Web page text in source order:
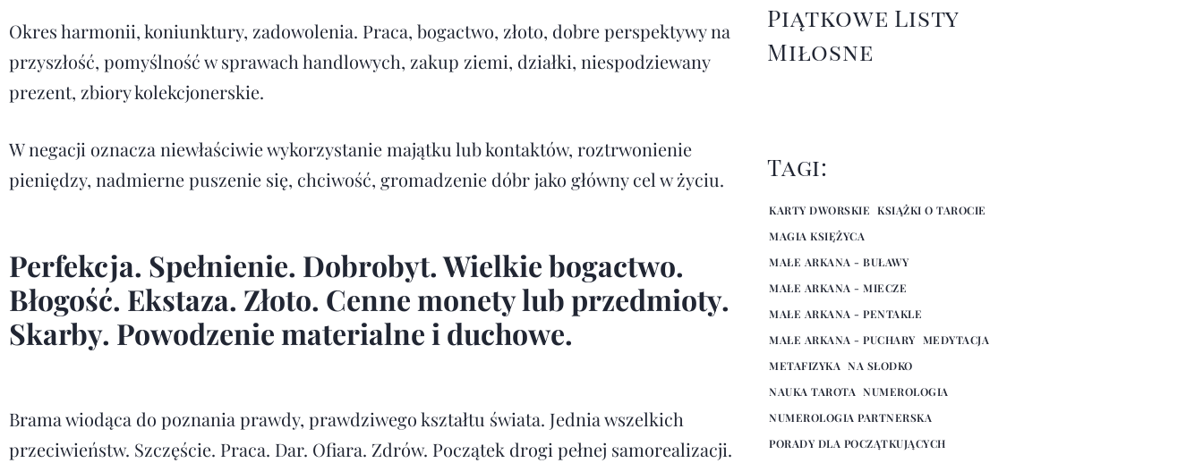
Okres harmonii, koniunktury, zadowolenia. Praca, bogactwo, złoto, dobre perspektywy na
przyszłość, pomyślność w sprawach handlowych, zakup ziemi, działki, niespodziewany
prezent, zbiory kolekcjonerskie.
W negacji oznacza niewłaściwie wykorzystanie majątku lub kontaktów, roztrwonienie
pieniędzy, nadmierne puszenie się, chciwość, gromadzenie dóbr jako główny cel w życiu.
Perfekcja. Spełnienie. Dobrobyt. Wielkie bogactwo.
Błogość. Ekstaza. Złoto. Cenne monety lub przedmioty.
Skarby. Powodzenie materialne i duchowe.
Brama wiodąca do poznania prawdy, prawdziwego kształtu świata. Jednia wszelkich
przeciwieństw. Szczęście. Praca. Dar. Ofiara. Zdrów. Początek drogi pełnej samorealizacji.
Piątkowe Listy
Miłosne
Tagi:
KARTY DWORSKIE KSIĄŻKI O TAROCIE
MAGIA KSIĘŻYCA
MAŁE ARKANA - BUŁAWY
MAŁE ARKANA - MIECZE
MAŁE ARKANA - PENTAKLE
MAŁE ARKANA - PUCHARY MEDYTACJA
METAFIZYKA NA SŁODKO
NAUKA TAROTA NUMEROLOGIA
NUMEROLOGIA PARTNERSKA
PORADY DLA POCZĄTKUJĄCYCH